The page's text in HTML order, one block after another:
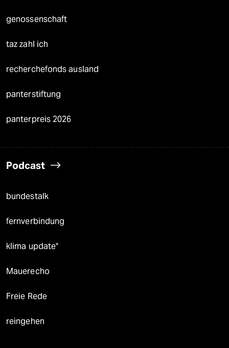
genossenschaft
taz zahl ich
recherchefonds ausland
panterstiftung
panterpreis 2026
Podcast
bundestalk
fernverbindung
klima update°
Mauerecho
Freie Rede
reingehen